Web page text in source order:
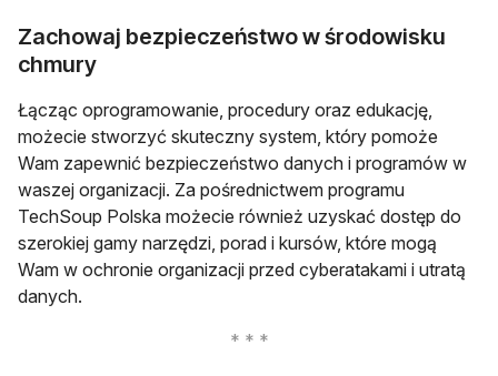
Zachowaj bezpieczeństwo w środowisku
chmury
Łącząc oprogramowanie, procedury oraz edukację,
możecie stworzyć skuteczny system, który pomoże
Wam zapewnić bezpieczeństwo danych i programów w
waszej organizacji. Za pośrednictwem programu
TechSoup Polska możecie również uzyskać dostęp do
szerokiej gamy narzędzi, porad i kursów, które mogą
Wam w ochronie organizacji przed cyberatakami i utratą
danych.